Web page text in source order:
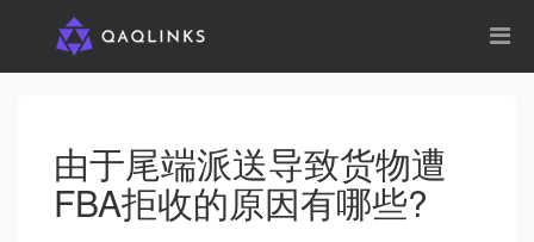
由于尾端派送导致货物遭
FBA拒收的原因有哪些?